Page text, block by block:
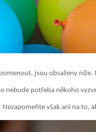
jsou obsaženy
nebude potřeba někoho
však ani na to,